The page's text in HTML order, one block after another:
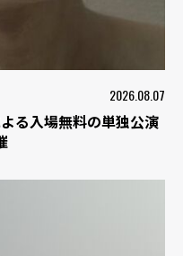
2026.08.07
る入場無料の単独公演